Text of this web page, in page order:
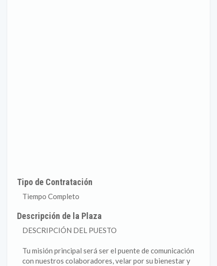
Tipo de Contratación
Tiempo Completo
Descripción de la Plaza
DESCRIPCIÓN DEL PUESTO
Tu misión principal será ser el puente de comunicación
con nuestros colaboradores, velar por su bienestar y